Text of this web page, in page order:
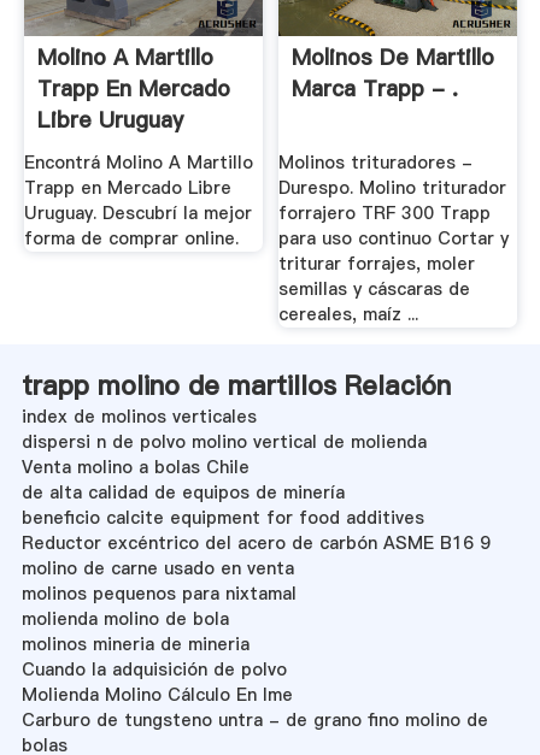
Molino A Martillo
Trapp En Mercado
Libre Uruguay
Encontrá Molino A Martillo
Trapp en Mercado Libre
Uruguay. Descubrí la mejor
forma de comprar online.
Molinos De Martillo
Marca Trapp - .
Molinos trituradores -
Durespo. Molino triturador
forrajero TRF 300 Trapp
para uso continuo Cortar y
triturar forrajes, moler
semillas y cáscaras de
cereales, maíz ...
trapp molino de martillos Relación
index de molinos verticales
dispersi n de polvo molino vertical de molienda
Venta molino a bolas Chile
de alta calidad de equipos de minería
beneficio calcite equipment for food additives
Reductor excéntrico del acero de carbón ASME B16 9
molino de carne usado en venta
molinos pequenos para nixtamal
molienda molino de bola
molinos mineria de mineria
Cuando la adquisición de polvo
Molienda Molino Cálculo En Ime
Carburo de tungsteno untra - de grano fino molino de
bolas